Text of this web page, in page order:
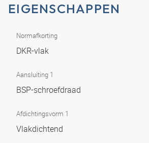
EIGENSCHAPPEN
Normafkorting
DKR-vlak
Aansluiting 1
BSP-schroefdraad
Afdichtingsvorm 1
Vlakdichtend